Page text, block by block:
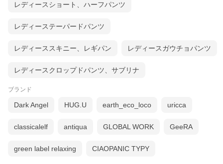
レディースショート、ハーフパンツ
レディーステーパードパンツ
レディーススキニー、レギパン レディースガウチョパンツ
レディースクロップドパンツ、サブリナ
ブランド
Dark Angel HUG.U earth_eco_loco uricca
classicalelf antiqua GLOBAL WORK GeeRA
green label relaxing CIAOPANIC TYPY